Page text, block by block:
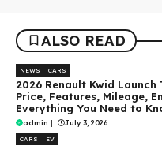
ALSO READ
NEWS CARS
2026 Renault Kwid Launch
Price, Features, Mileage,
Everything You Need to
admin | July 3, 2026
CARS EV